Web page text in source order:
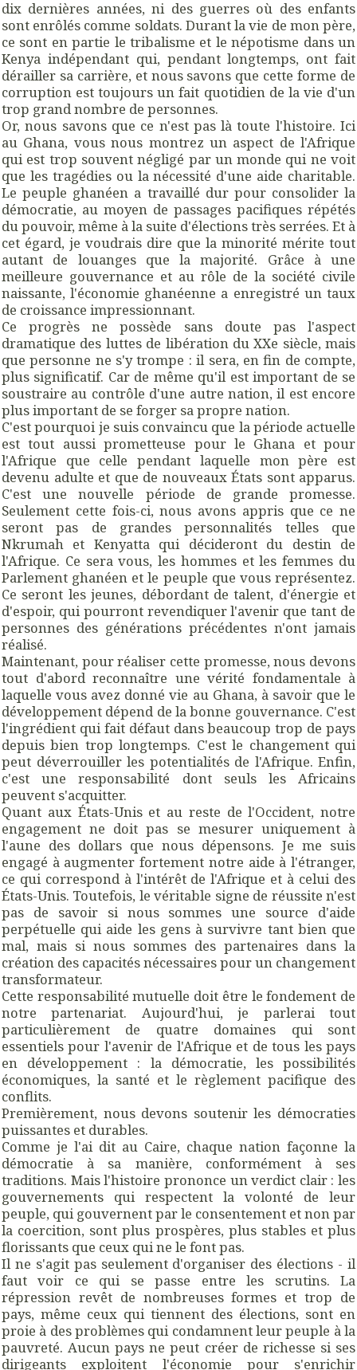
dix dernières années, ni des guerres où des enfants
sont enrôlés comme soldats. Durant la vie de mon père,
ce sont en partie le tribalisme et le népotisme dans un
Kenya indépendant qui, pendant longtemps, ont fait
dérailler sa carrière, et nous savons que cette forme de
corruption est toujours un fait quotidien de la vie d'un
trop grand nombre de personnes.
Or, nous savons que ce n'est pas là toute l'histoire. Ici
au Ghana, vous nous montrez un aspect de l'Afrique
qui est trop souvent négligé par un monde qui ne voit
que les tragédies ou la nécessité d'une aide charitable.
Le peuple ghanéen a travaillé dur pour consolider la
démocratie, au moyen de passages pacifiques répétés
du pouvoir, même à la suite d'élections très serrées. Et à
cet égard, je voudrais dire que la minorité mérite tout
autant de louanges que la majorité. Grâce à une
meilleure gouvernance et au rôle de la société civile
naissante, l'économie ghanéenne a enregistré un taux
de croissance impressionnant.
Ce progrès ne possède sans doute pas l'aspect
dramatique des luttes de libération du XXe siècle, mais
que personne ne s'y trompe : il sera, en fin de compte,
plus significatif. Car de même qu'il est important de se
soustraire au contrôle d'une autre nation, il est encore
plus important de se forger sa propre nation.
C'est pourquoi je suis convaincu que la période actuelle
est tout aussi prometteuse pour le Ghana et pour
l'Afrique que celle pendant laquelle mon père est
devenu adulte et que de nouveaux États sont apparus.
C'est une nouvelle période de grande promesse.
Seulement cette fois-ci, nous avons appris que ce ne
seront pas de grandes personnalités telles que
Nkrumah et Kenyatta qui décideront du destin de
l'Afrique. Ce sera vous, les hommes et les femmes du
Parlement ghanéen et le peuple que vous représentez.
Ce seront les jeunes, débordant de talent, d'énergie et
d'espoir, qui pourront revendiquer l'avenir que tant de
personnes des générations précédentes n'ont jamais
réalisé.
Maintenant, pour réaliser cette promesse, nous devons
tout d'abord reconnaître une vérité fondamentale à
laquelle vous avez donné vie au Ghana, à savoir que le
développement dépend de la bonne gouvernance. C'est
l'ingrédient qui fait défaut dans beaucoup trop de pays
depuis bien trop longtemps. C'est le changement qui
peut déverrouiller les potentialités de l'Afrique. Enfin,
c'est une responsabilité dont seuls les Africains
peuvent s'acquitter.
Quant aux États-Unis et au reste de l'Occident, notre
engagement ne doit pas se mesurer uniquement à
l'aune des dollars que nous dépensons. Je me suis
engagé à augmenter fortement notre aide à l'étranger,
ce qui correspond à l'intérêt de l'Afrique et à celui des
États-Unis. Toutefois, le véritable signe de réussite n'est
pas de savoir si nous sommes une source d'aide
perpétuelle qui aide les gens à survivre tant bien que
mal, mais si nous sommes des partenaires dans la
création des capacités nécessaires pour un changement
transformateur.
Cette responsabilité mutuelle doit être le fondement de
notre partenariat. Aujourd'hui, je parlerai tout
particulièrement de quatre domaines qui sont
essentiels pour l'avenir de l'Afrique et de tous les pays
en développement : la démocratie, les possibilités
économiques, la santé et le règlement pacifique des
conflits.
Premièrement, nous devons soutenir les démocraties
puissantes et durables.
Comme je l'ai dit au Caire, chaque nation façonne la
démocratie à sa manière, conformément à ses
traditions. Mais l'histoire prononce un verdict clair : les
gouvernements qui respectent la volonté de leur
peuple, qui gouvernent par le consentement et non par
la coercition, sont plus prospères, plus stables et plus
florissants que ceux qui ne le font pas.
Il ne s'agit pas seulement d'organiser des élections - il
faut voir ce qui se passe entre les scrutins. La
répression revêt de nombreuses formes et trop de
pays, même ceux qui tiennent des élections, sont en
proie à des problèmes qui condamnent leur peuple à la
pauvreté. Aucun pays ne peut créer de richesse si ses
dirigeants exploitent l'économie pour s'enrichir